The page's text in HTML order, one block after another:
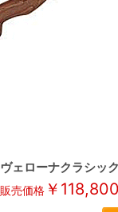
ヴェローナクラシ
販売価格￥ 118,800